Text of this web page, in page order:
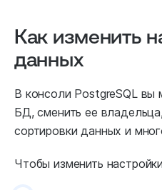
Как изменить
данных
В консоли PostgreSQL вы
БД, сменить ее
сортировки данных и
Чтобы изменить